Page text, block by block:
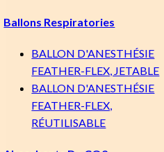
Ballons Respiratories
BALLON D'ANESTHÉSIE
FEATHER-FLEX, JETABLE
BALLON D'ANESTHÉSIE
FEATHER-FLEX,
RÉUTILISABLE